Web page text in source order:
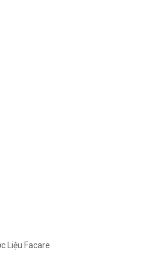
Liệu Facare